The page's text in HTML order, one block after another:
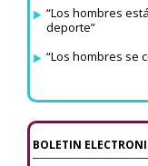
“Los hombres
deporte”
“Los hombres se
BOLETIN